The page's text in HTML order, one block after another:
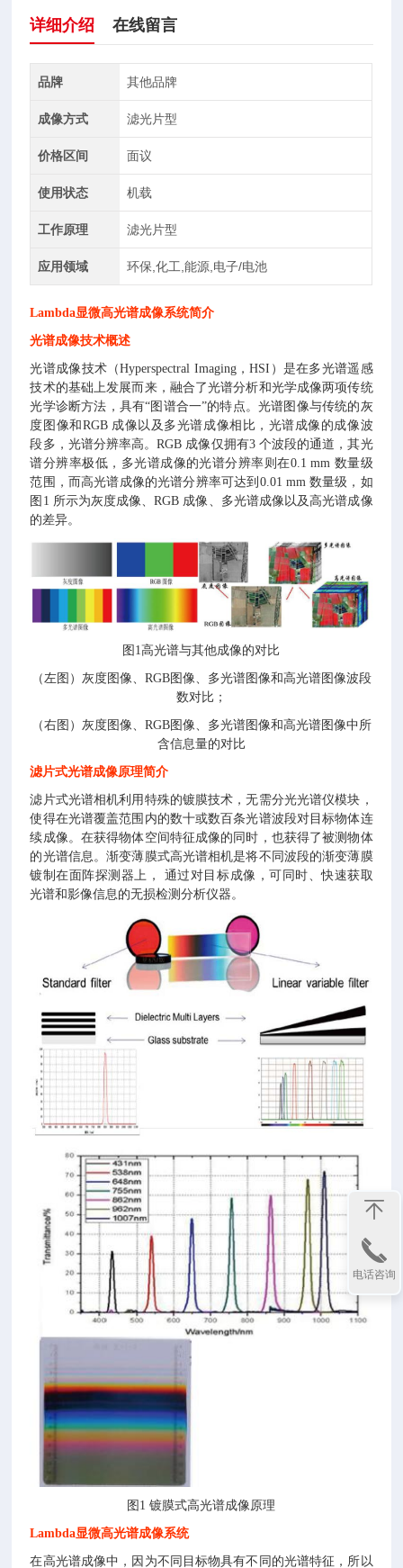
详细介绍 在线留言
品牌 其他品牌
成像方式 滤光片型
价格区间 面议
使用状态 机载
工作原理 滤光片型
应用领域 环保,化工,能源,电子/电池
Lambda显微高光谱成像系统简介
光谱成像技术概述
光谱成像技术（Hyperspectral Imaging，HSI）是在多光谱遥感
技术的基础上发展而来，融合了光谱分析和光学成像两项传统
光学诊断方法，具有“图谱合一”的特点。光谱图像与传统的灰
度图像和RGB 成像以及多光谱成像相比，光谱成像的成像波
段多，光谱分辨率高。RGB 成像仅拥有3 个波段的通道，其光
谱分辨率极低，多光谱成像的光谱分辨率则在0.1 mm 数量级
范围，而高光谱成像的光谱分辨率可达到0.01 mm 数量级，如
图1 所示为灰度成像、RGB 成像、多光谱成像以及高光谱成像
的差异。
图1高光谱与其他成像的对比
（左图）灰度图像、RGB图像、多光谱图像和高光谱图像波段
数对比；
（右图）灰度图像、RGB图像、多光谱图像和高光谱图像中所
含信息量的对比
滤片式光谱成像原理简介
滤片式光谱相机利用特殊的镀膜技术，无需分光光谱仪模块，
使得在光谱覆盖范围内的数十或数百条光谱波段对目标物体连
续成像。在获得物体空间特征成像的同时，也获得了被测物体
的光谱信息。渐变薄膜式高光谱相机是将不同波段的渐变薄膜
镀制在面阵探测器上， 通过对目标成像，可同时、快速获取
光谱和影像信息的无损检测分析仪器。
图1 镀膜式高光谱成像原理
Lambda显微高光谱成像系统
在高光谱成像中，因为不同目标物具有不同的光谱特征，所以
电话咨询